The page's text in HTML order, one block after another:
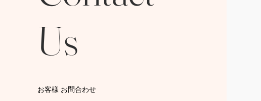
Us
​お客様 お問合わせ